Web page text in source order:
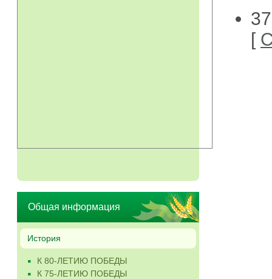
Общая информация
История
К 80-ЛЕТИЮ ПОБЕДЫ
К 75-ЛЕТИЮ ПОБЕДЫ
[